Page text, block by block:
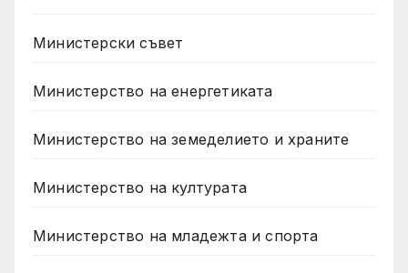
Министерски съвет
Министерство на енергетиката
Министерство на земеделието и храните
Министерство на културата
Министерство на младежта и спорта